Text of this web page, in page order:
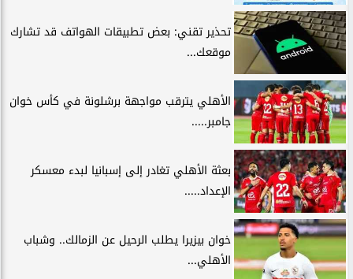
تحذير تقني: بعض تطبيقات الهواتف قد تشارك
موقعك...
الأهلي يترقب مواجهة برشلونة في كأس خوان
جامبر.....
بعثة الأهلي تغادر إلى إسبانيا لبدء معسكر
الإعداد.....
خوان بيزيرا يطلب الرحيل عن الزمالك.. وشباب
الأهلي...